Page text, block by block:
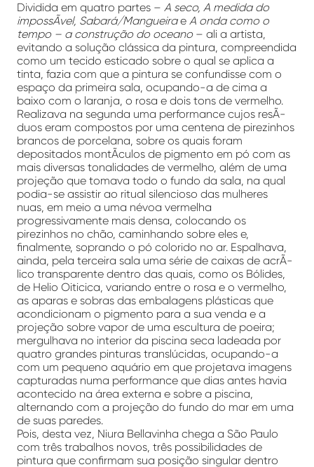
Dividida em quatro partes – A seco, A medida do
impossÃ­vel, Sabará/Mangueirae A onda como o
tempo – a construção do oceano– ali a artista,
evitando a solução clássica da pintura, compreendida
como um tecido esticado sobre o qual se aplica a
tinta, fazia com que a pintura se confundisse com o
espaço da primeira sala, ocupando-a de cima a
baixo com o laranja, o rosa e dois tons de vermelho.
Realizava na segunda uma performance cujos resÃ­
duos eram compostos por uma centena de pirezinhos
brancos de porcelana, sobre os quais foram
depositados montÃ­culos de pigmento em pó com as
mais diversas tonalidades de vermelho, além de uma
projeção que tomava todo o fundo da sala, na qual
podia-se assistir ao ritual silencioso das mulheres
nuas, em meio a uma névoa vermelha
progressivamente mais densa, colocando os
pirezinhos no chão, caminhando sobre eles e,
finalmente, soprando o pó colorido no ar. Espalhava,
ainda, pela terceira sala uma série de caixas de acrÃ­
lico transparente dentro das quais, como os Bólides,
de Helio Oiticica, variando entre o rosa e o vermelho,
as aparas e sobras das embalagens plásticas que
acondicionam o pigmento para a sua venda e a
projeção sobre vapor de uma escultura de poeira;
mergulhava no interior da piscina seca ladeada por
quatro grandes pinturas translúcidas, ocupando-a
com um pequeno aquário em que projetava imagens
capturadas numa performance que dias antes havia
acontecido na área externa e sobre a piscina,
alternando com a projeção do fundo do mar em uma
de suas paredes.
Pois, desta vez, Niura Bellavinha chega a São Paulo
com três trabalhos novos, três possibilidades de
pintura que confirmam sua posição singular dentro